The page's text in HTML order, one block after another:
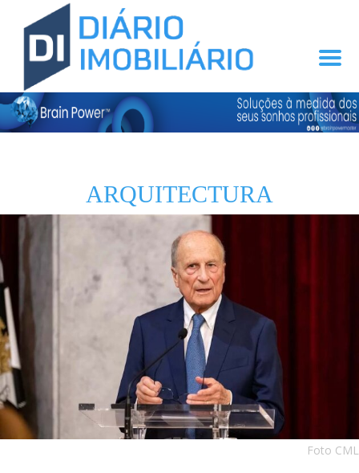
ARQUITECTURA
Foto CML